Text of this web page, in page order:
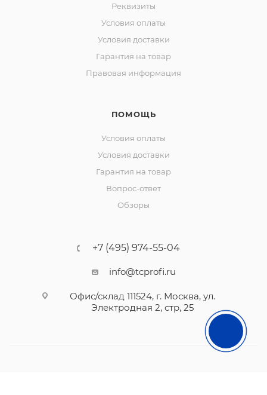
Реквизиты
Условия оплаты
Условия доставки
Гарантия на товар
Правовая информация
ПОМОЩЬ
Условия оплаты
Условия доставки
Гарантия на товар
Вопрос-ответ
Обзоры
+7 (495) 974-55-04
info@tcprofi.ru
Офис/склад 111524, г. Москва, ул.
Электродная 2, стр, 25